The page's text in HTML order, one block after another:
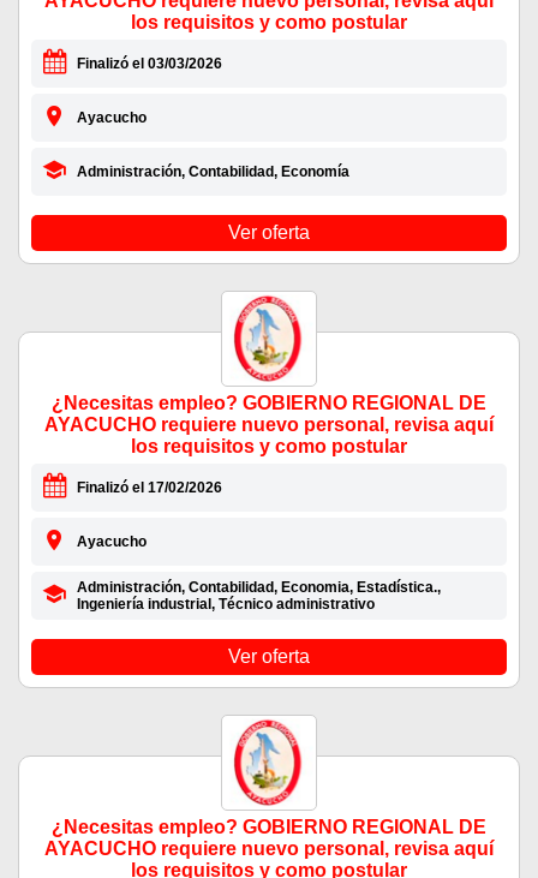
los requisitos y como postular
Finalizó el 03/03/2026
Ayacucho
Administración, Contabilidad, Economía
Ver oferta
¿Necesitas empleo? GOBIERNO REGIONAL DE
AYACUCHO requiere nuevo personal, revisa aquí
los requisitos y como postular
Finalizó el 17/02/2026
Ayacucho
Administración, Contabilidad, Economia, Estadística.,
Ingeniería industrial, Técnico administrativo
Ver oferta
¿Necesitas empleo? GOBIERNO REGIONAL DE
AYACUCHO requiere nuevo personal, revisa aquí
los requisitos y como postular